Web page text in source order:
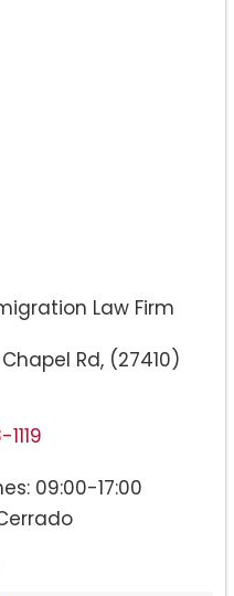
Law Firm
Rd, (27410)
09:00-17:00